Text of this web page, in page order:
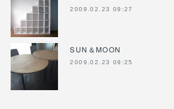
2009.02.23 09:27
SUN＆MOON
2009.02.23 09:25